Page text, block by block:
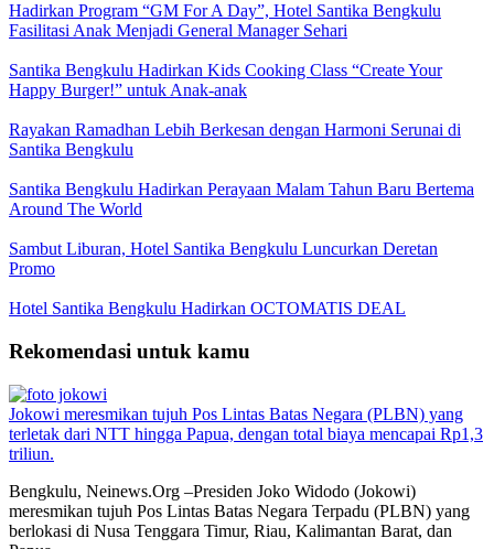
Hadirkan Program “GM For A Day”, Hotel Santika Bengkulu
Fasilitasi Anak Menjadi General Manager Sehari
Santika Bengkulu Hadirkan Kids Cooking Class “Create Your
Happy Burger!” untuk Anak-anak
Rayakan Ramadhan Lebih Berkesan dengan Harmoni Serunai di
Santika Bengkulu
Santika Bengkulu Hadirkan Perayaan Malam Tahun Baru Bertema
Around The World
Sambut Liburan, Hotel Santika Bengkulu Luncurkan Deretan
Promo
Hotel Santika Bengkulu Hadirkan OCTOMATIS DEAL
Rekomendasi untuk kamu
Jokowi meresmikan tujuh Pos Lintas Batas Negara (PLBN) yang
terletak dari NTT hingga Papua, dengan total biaya mencapai Rp1,3
triliun.
Bengkulu, Neinews.Org –Presiden Joko Widodo (Jokowi)
meresmikan tujuh Pos Lintas Batas Negara Terpadu (PLBN) yang
berlokasi di Nusa Tenggara Timur, Riau, Kalimantan Barat, dan